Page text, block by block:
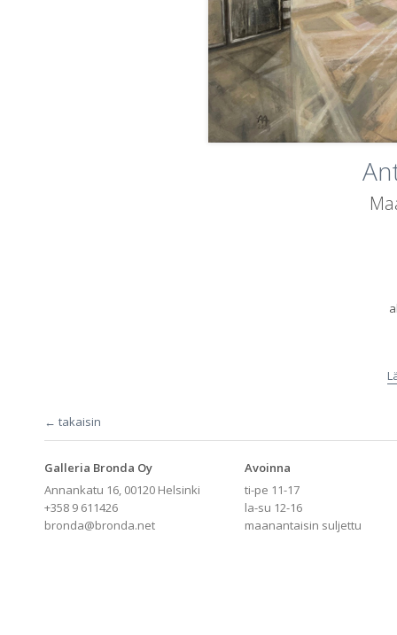
← takaisin
Galleria Bronda Oy
Annankatu 16, 00120 Helsinki
+358 9 611426
bronda@bronda.net
Avoinna
ti-pe 11-17
la-su 12-16
maanantaisin suljettu